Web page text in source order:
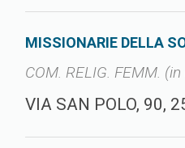
MISSIONARIE DELLA
COM. RELIG. FEMM.
VIA SAN POLO, 90,